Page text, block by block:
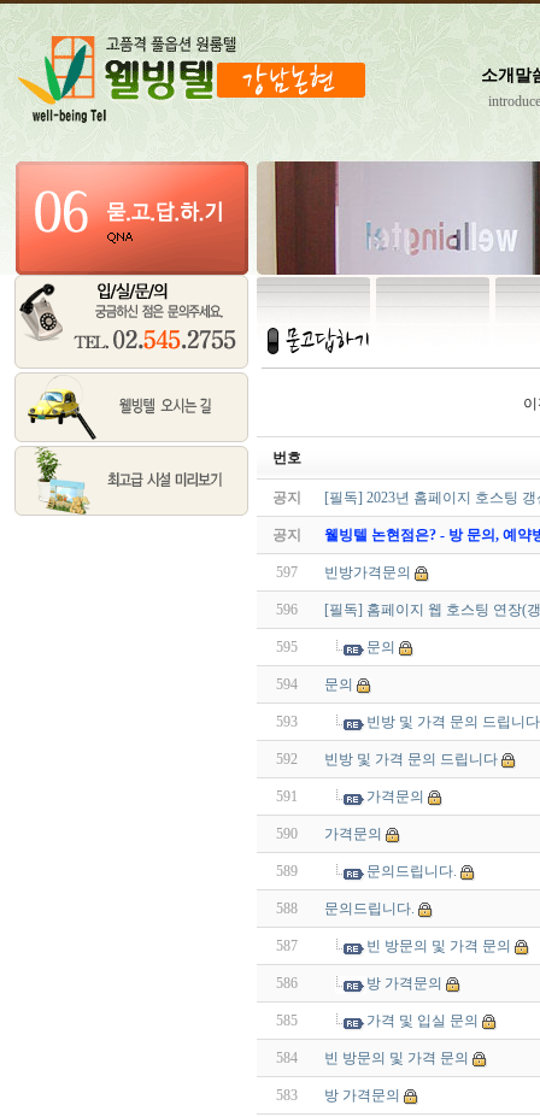
소개말
번호
공지 [필독] 2023년 홈페이지 호스팅
공지 웰빙텔 논현점은? - 방 문의, 예약
597 빈방가격문의
596 [필독] 홈페이지 웹 호스팅 연장(
595 문의
594 문의
593 빈방 및 가격 문의 드립니다
592 빈방 및 가격 문의 드립니다
591 가격문의
590 가격문의
589 문의드립니다.
588 문의드립니다.
587 빈 방문의 및 가격 문의
586 방 가격문의
585 가격 및 입실 문의
584 빈 방문의 및 가격 문의
583 방 가격문의